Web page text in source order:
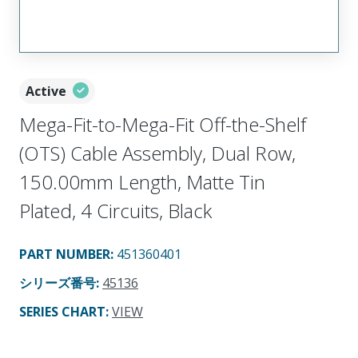
Active
Mega-Fit-to-Mega-Fit Off-the-Shelf
(OTS) Cable Assembly, Dual Row,
150.00mm Length, Matte Tin
Plated, 4 Circuits, Black
PART NUMBER: 451360401
シリーズ番号: 45136
SERIES CHART:VIEW